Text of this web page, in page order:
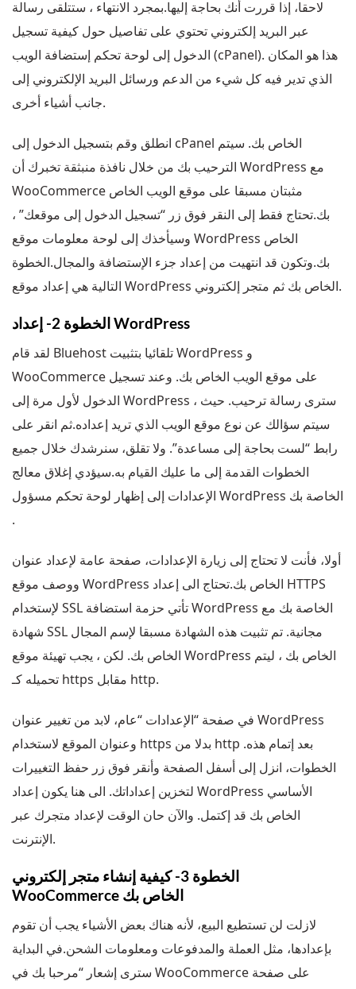
لاحقا، إذا قررت أنك بحاجة إليها.بمجرد الانتهاء ، ستتلقى رسالة
عبر البريد إلكتروني تحتوي على تفاصيل حول كيفية تسجيل
الدخول إلى لوحة تحكم إستضافة الويب (cPanel). هذا هو المكان
الذي تدير فيه كل شيء من الدعم ورسائل البريد الإلكتروني إلى
جانب أشياء أخرى.
انطلق وقم بتسجيل الدخول إلى cPanel الخاص بك. سيتم
الترحيب بك من خلال نافذة منبثقة تخبرك أن WordPress مع
WooCommerce مثبتان مسبقا على موقع الويب الخاص
بك.تحتاج فقط إلى النقر فوق زر “تسجيل الدخول إلى موقعك” ،
وسيأخذك إلى لوحة معلومات موقع WordPress الخاص
بك.وتكون قد انتهيت من إعداد جزء الإستضافة والمجال.الخطوة
التالية هي إعداد موقع WordPress الخاص بك ثم متجر إلكتروني.
الخطوة 2- إعداد WordPress
لقد قام Bluehost تلقائيا بتثبيت WordPress و
WooCommerce على موقع الويب الخاص بك. وعند تسجيل
الدخول لأول مرة إلى WordPress ، سترى رسالة ترحيب. حيث
سيتم سؤالك عن نوع موقع الويب الذي تريد إعداده.ثم انقر على
رابط “لست بحاجة إلى مساعدة”. ولا تقلق، سنرشدك خلال جميع
الخطوات القدمة إلى ما عليك القيام به.سيؤدي إغلاق معالج
الإعدادات إلى إظهار لوحة تحكم مسؤول WordPress الخاصة بك
.
أولا، فأنت لا تحتاج إلى زيارة الإعدادات، صفحة عامة لإعداد عنوان
ووصف موقع WordPress الخاص بك.تحتاج الى إعداد HTTPS
لإستخدام SSL تأتي حزمة استضافة WordPress الخاصة بك مع
شهادة SSL مجانية. تم تثبيت هذه الشهادة مسبقا لإسم المجال
الخاص بك. لكن ، يجب تهيئة موقع WordPress الخاص بك ، ليتم
تحميله كـ https مقابل http.
في صفحة “الإعدادات “عام، لابد من تغيير عنوان WordPress
وعنوان الموقع لاستخدام https بدلا من http .بعد إتمام هذه
الخطوات، انزل إلى أسفل الصفحة وأنقر فوق زر حفظ التغييرات
لتخزين إعداداتك. الى هنا يكون إعداد WordPress الأساسي
الخاص بك قد إكتمل. والآن حان الوقت لإعداد متجرك عبر
الإنترنت.
الخطوة 3- كيفية إنشاء متجر إلكتروني
WooCommerce الخاص بك
لازلت لن تستطيع البيع، لأنه هناك بعض الأشياء يجب أن تقوم
بإعدادها، مثل العملة والمدفوعات ومعلومات الشحن.في البداية
سترى إشعار “مرحبا بك في WooCommerce على صفحة